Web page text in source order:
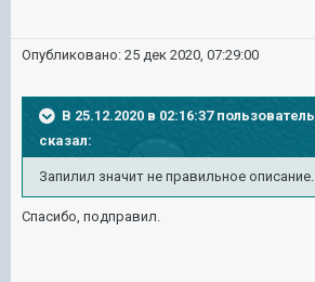
Опубликовано: 25 дек 2020, 07:29:00
В 25.12.2020 в 02:16:37 пользователь
сказал:
Запилил значит не правильное описание.
Спасибо, подправил.